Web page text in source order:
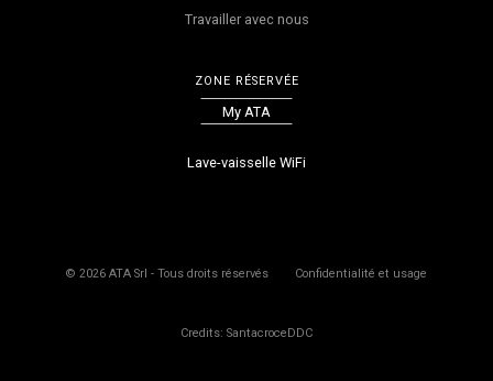
Travailler avec nous
ZONE RÉSERVÉE
My ATA
Lave-vaisselle WiFi
©2026 ATA Srl - Tous droits réservés Confidentialité et usage
Credits: SantacroceDDC